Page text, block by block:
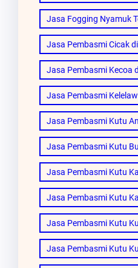
Jasa Fogging Nyamuk
Jasa Pembasmi Cicak
Jasa Pembasmi Kecoa
Jasa Pembasmi
Jasa Pembasmi Kutu
Jasa Pembasmi Kutu
Jasa Pembasmi Kutu
Jasa Pembasmi Kutu
Jasa Pembasmi Kutu
Jasa Pembasmi Kutu